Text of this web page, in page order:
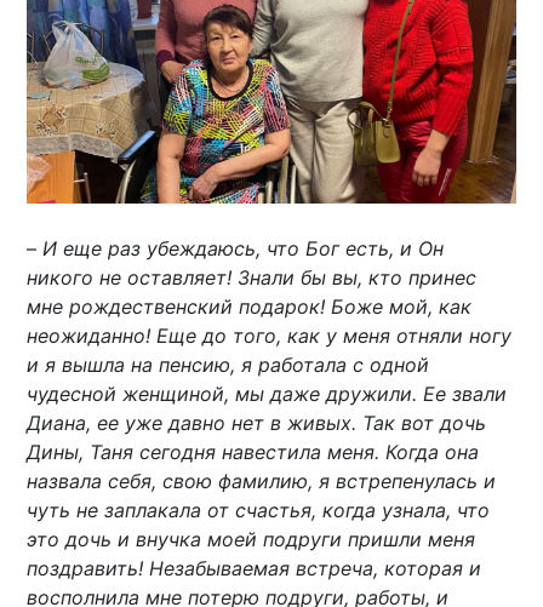
–И еще раз убеждаюсь, что Бог есть, и Он
никого не оставляет! Знали бы вы, кто принес
мне рождественский подарок! Боже мой, как
неожиданно! Еще до того, как у меня отняли ногу
и я вышла на пенсию, я работала с одной
чудесной женщиной, мы даже дружили. Ее звали
Диана, ее уже давно нет в живых. Так вот дочь
Дины, Таня сегодня навестила меня. Когда она
назвала себя, свою фамилию, я встрепенулась и
чуть не заплакала от счастья, когда узнала, что
это дочь и внучка моей подруги пришли меня
поздравить! Незабываемая встреча, которая и
восполнила мне потерю подруги, работы, и